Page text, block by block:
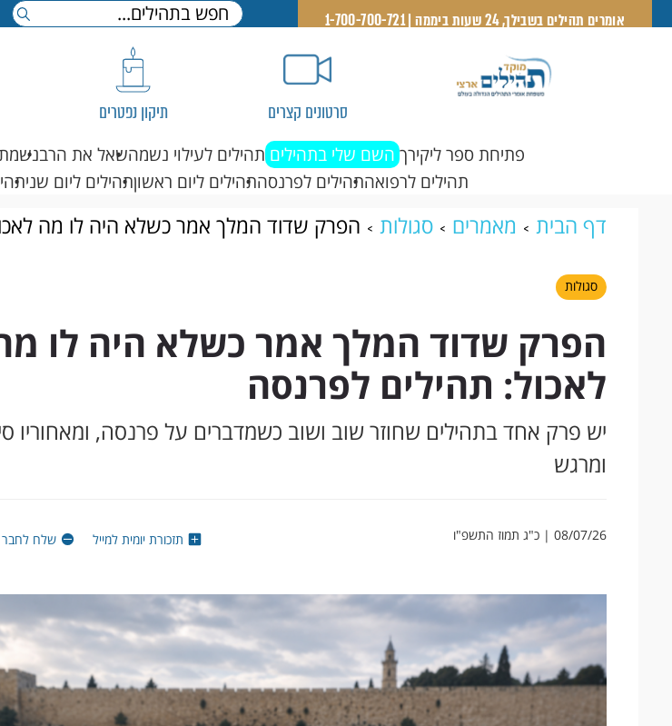
אומרים תהילים בשבילך, 24 שעות ביממה | 1-700-700-721
סרטונים קצרים תיקון נפטרים
פתיחת ספר ליקירך השם שלי בתהילים תהילים לעילוי נשמהשאל את הרב
תהילים לרפואהתהילים לפרנסהתהילים ליום ראשוןתהילים ליום שני
דף הבית מאמרים סגולות
הפרק שדוד המלך אמר כשלא היה לו מה
לפרנסה
סגולות
הפרק שדוד המלך אמר כשלא היה לו
לאכול: תהילים לפרנסה
יש פרק אחד בתהילים שחוזר שוב ושוב כשמדברים על פרנסה, ומאחוריו
ומרגש
08/07/26 | כ"ג תמוז התשפ"ו תזכורת יומית למייל שלח לחבר